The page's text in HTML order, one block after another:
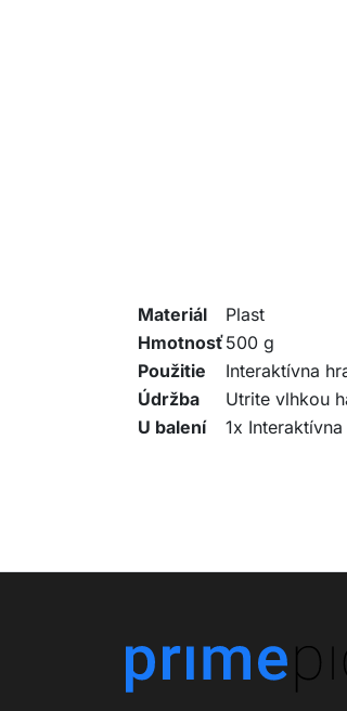
Materiál
Plast
Hmotnosť500 g
Použitie
Interaktívna
Údržba
Utrite vlhkou
U balení
1x